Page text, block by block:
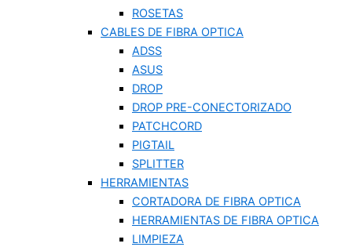
ROSETAS
CABLES DE FIBRA OPTICA
ADSS
ASUS
DROP
DROP PRE-CONECTORIZADO
PATCHCORD
PIGTAIL
SPLITTER
HERRAMIENTAS
CORTADORA DE FIBRA OPTICA
HERRAMIENTAS DE FIBRA OPTICA
LIMPIEZA